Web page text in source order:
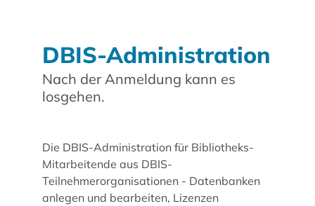
DBIS-Administration
Nach der Anmeldung kann es
losgehen.
Die DBIS-Administration für Bibliotheks-
Mitarbeitende aus DBIS-
Teilnehmerorganisationen - Datenbanken
anlegen und bearbeiten, Lizenzen